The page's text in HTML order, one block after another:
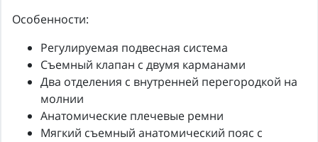
Особенности:
Регулируемая подвесная система
Съемный клапан с двумя карманами
Два отделения с внутренней перегородкой на
молнии
Анатомические плечевые ремни
Мягкий съемный анатомический пояс с